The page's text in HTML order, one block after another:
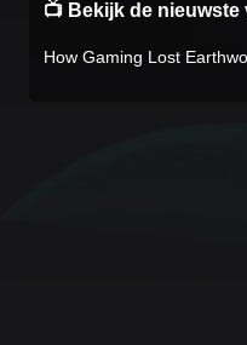
📺 Bekijk de
How Gaming Lost